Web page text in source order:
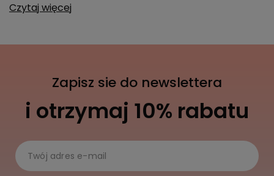
Czytaj więcej
Zapisz sie do newslettera
i otrzymaj 10% rabatu
Twój adres e-mail